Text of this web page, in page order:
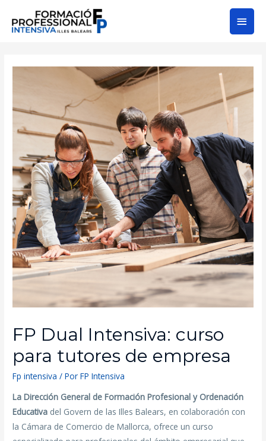
FP Dual Intensiva: curso
para tutores de empresa
Fp intensiva / PorFP Intensiva
La Dirección General de Formación Profesional y Ordenación
Educativa del Govern de las Illes Balears, en colaboración con
la Cámara de Comercio de Mallorca, ofrece un curso